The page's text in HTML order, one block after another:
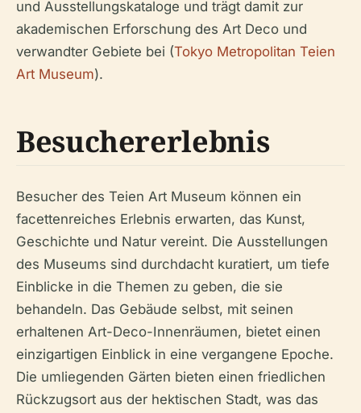
und Ausstellungskataloge und trägt damit zur
akademischen Erforschung des Art Deco und
verwandter Gebiete bei (Tokyo Metropolitan Teien
Art Museum).
Besuchererlebnis
Besucher des Teien Art Museum können ein
facettenreiches Erlebnis erwarten, das Kunst,
Geschichte und Natur vereint. Die Ausstellungen
des Museums sind durchdacht kuratiert, um tiefe
Einblicke in die Themen zu geben, die sie
behandeln. Das Gebäude selbst, mit seinen
erhaltenen Art-Deco-Innenräumen, bietet einen
einzigartigen Einblick in eine vergangene Epoche.
Die umliegenden Gärten bieten einen friedlichen
Rückzugsort aus der hektischen Stadt, was das